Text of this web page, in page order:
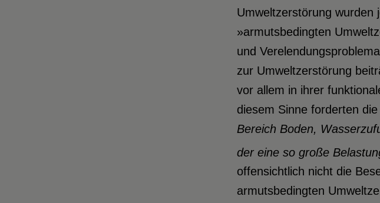
Umweltzerstörung wurden
»armutsbedingten
und
zur Umweltzerstörung
vor allem in ihrer
diesem Sinne forderten
Bereich Boden,
der eine so große
offensichtlich nicht die
armutsbedingten